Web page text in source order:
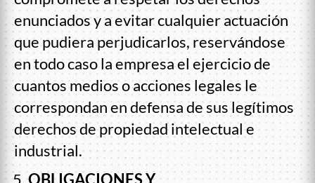
enunciados y a evitar cualquier actuación
que pudiera perjudicarlos, reservándose
en todo caso la empresa el ejercicio de
cuantos medios o acciones legales le
correspondan en defensa de sus legítimos
derechos de propiedad intelectual e
industrial.
OBLIGACIONES Y